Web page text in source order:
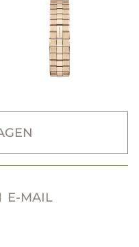
E-MAIL